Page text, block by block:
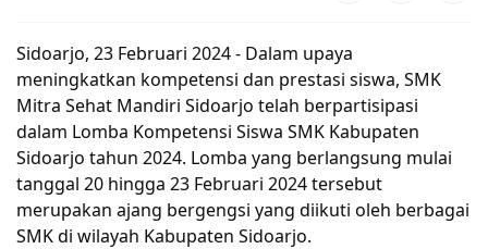
Sidoarjo, 23 Februari 2024 - Dalam upaya
meningkatkan kompetensi dan prestasi siswa, SMK
Mitra Sehat Mandiri Sidoarjo telah berpartisipasi
dalam Lomba Kompetensi Siswa SMK Kabupaten
Sidoarjo tahun 2024. Lomba yang berlangsung mulai
tanggal 20 hingga 23 Februari 2024 tersebut
merupakan ajang bergengsi yang diikuti oleh berbagai
SMK di wilayah Kabupaten Sidoarjo.